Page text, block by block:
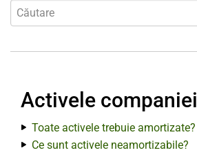
Activele companiei
Toate activele trebuie amortizate?
Ce sunt activele neamortizabile?